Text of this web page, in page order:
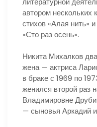
автором нескольких
стихов «Алая нить»
«Сто раз осень».
Никита Михалков
жена — актриса
в браке с 1969 по
женился второй раз
Владимировне
— сыновья Аркадий